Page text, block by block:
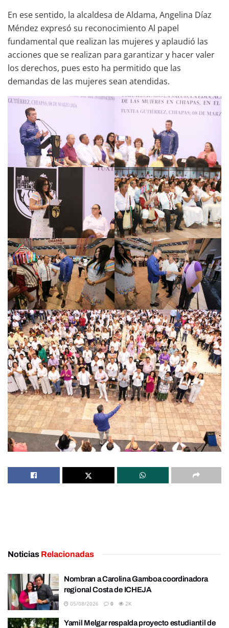
En ese sentido, la alcaldesa de Aldama, Angelina Díaz
Méndez expresó su reconocimiento Al papel
fundamental que realizan las mujeres y aplaudió las
acciones que se realizan para garantizar y hacer valer
los derechos, pues esto ha permitido que las
demandas de las mujeres sean atendidas.
Noticias Relacionadas
Nombran a Carolina Gamboa coordinadora
regional Costa de ICHEJA
05/08/2026 0 2K
Yamil Melgar respalda proyecto estudiantil de